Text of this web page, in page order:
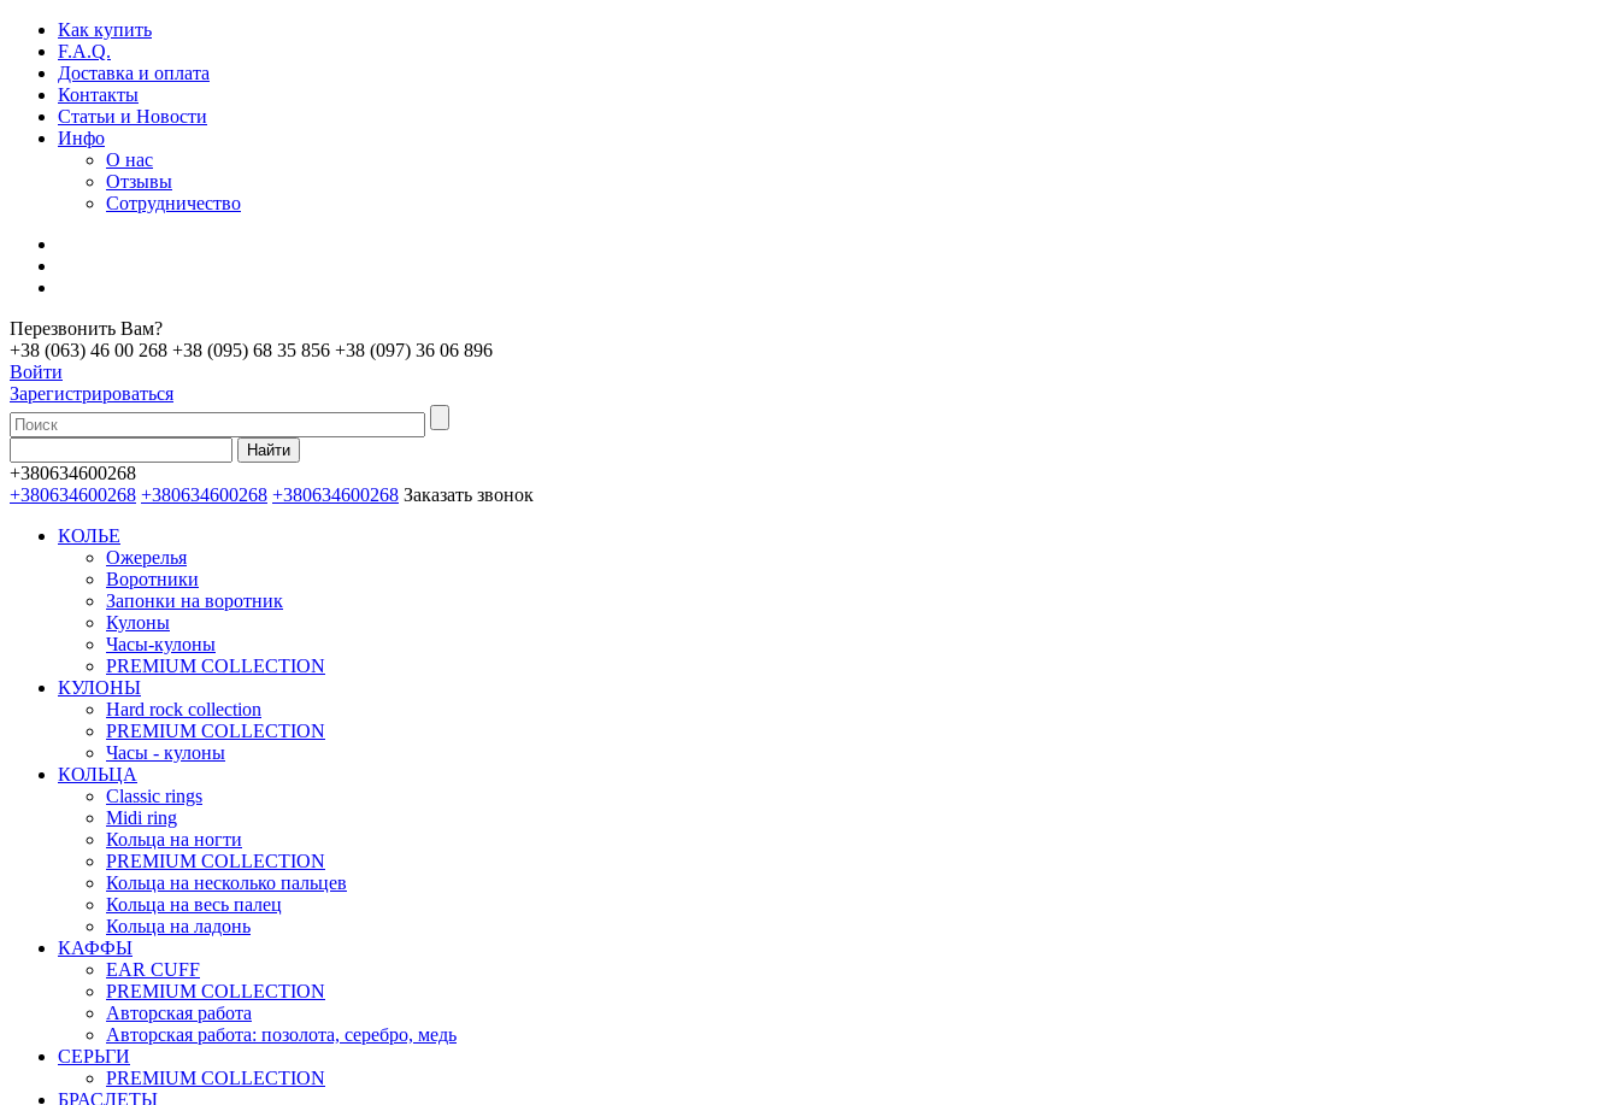
Как купить
F.A.Q.
Доставка и оплата
Контакты
Статьи и Новости
Инфо
О нас
Отзывы
Сотрудничество
Перезвонить Вам?
+38 (063) 46 00 268 +38 (095) 68 35 856 +38 (097) 36 06 896
Войти
Зарегистрироваться
+380634600268
+380634600268 +380634600268 +380634600268 Заказать звонок
КОЛЬЕ
Ожерелья
Воротники
Запонки на воротник
Кулоны
Часы-кулоны
PREMIUM COLLECTION
КУЛОНЫ
Hard rock collection
PREMIUM COLLECTION
Часы - кулоны
КОЛЬЦА
Classic rings
Midi ring
Кольца на ногти
PREMIUM COLLECTION
Кольца на несколько пальцев
Кольца на весь палец
Кольца на ладонь
КАФФЫ
EAR CUFF
PREMIUM COLLECTION
Авторская работа
Авторская работа: позолота, серебро, медь
СЕРЬГИ
PREMIUM COLLECTION
БРАСЛЕТЫ